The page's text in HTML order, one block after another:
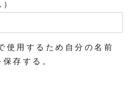
使用するため自分の名前
存する。